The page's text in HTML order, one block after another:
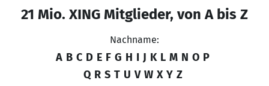
21 Mio. XING Mitglieder, von A bis Z
Nachname:
A B C D E F G H I J K L M N O P
Q R S T U V W X Y Z